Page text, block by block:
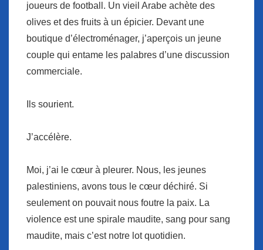
joueurs de football. Un vieil Arabe achète des
olives et des fruits à un épicier. Devant une
boutique d’électroménager, j’aperçois un jeune
couple qui entame les palabres d’une discussion
commerciale.
Ils sourient.
J’accélère.
Moi, j’ai le cœur à pleurer. Nous, les jeunes
palestiniens, avons tous le cœur déchiré. Si
seulement on pouvait nous foutre la paix. La
violence est une spirale maudite, sang pour sang
maudite, mais c’est notre lot quotidien.